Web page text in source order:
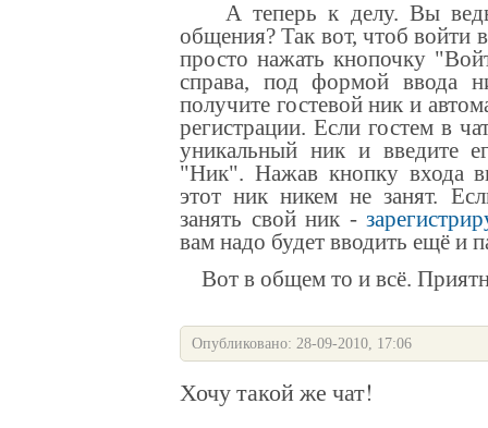
А теперь к делу. Вы ведь
общения? Так вот, чтоб войти
просто нажать кнопочку
справа, под формой ввода
получите гостевой ник и
регистрации. Если гостем в
уникальный ник и введите
"Ник". Нажав кнопку входа
этот ник никем не занят.
занять свой ник -
вам надо будет вводить ещё и
Вот в общем то и всё.
Опубликовано: 28-09-2010, 17:06
Хочу такой же чат!